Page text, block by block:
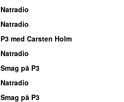
Natradio
Natradio
P3 med Carsten Holm
Natradio
Smag på P3
Natradio
Smag på P3